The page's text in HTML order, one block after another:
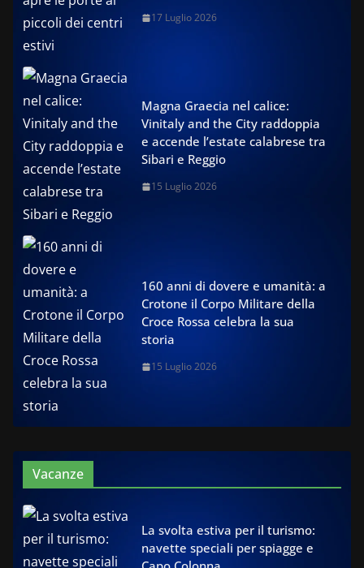
17 Luglio 2026
Magna Graecia nel calice:
Vinitaly and the City raddoppia
e accende l’estate calabrese tra
Sibari e Reggio
15 Luglio 2026
160 anni di dovere e umanità: a
Crotone il Corpo Militare della
Croce Rossa celebra la sua
storia
15 Luglio 2026
Vacanze
La svolta estiva per il turismo:
navette speciali per spiagge e